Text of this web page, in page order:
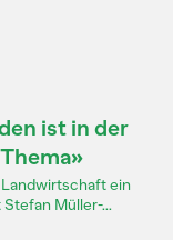
ist in der
Landwirtschaft ein
Müller-...